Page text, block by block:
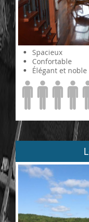
Spacieux
Confortable
Élégant et noble